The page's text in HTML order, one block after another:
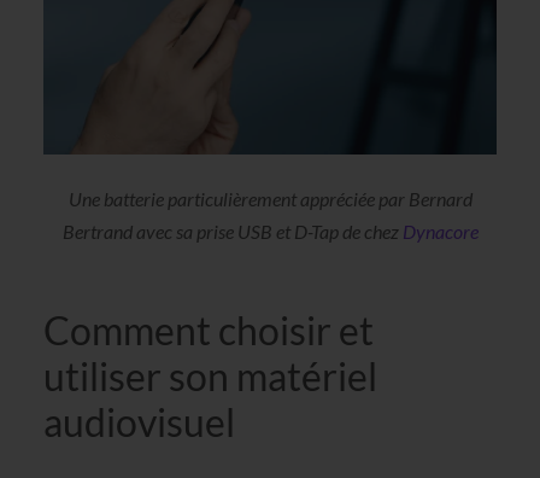
Une batterie particulièrement appréciée par Bernard
Bertrand avec sa prise USB et D-Tap de chez Dynacore
Comment choisir et
utiliser son matériel
audiovisuel